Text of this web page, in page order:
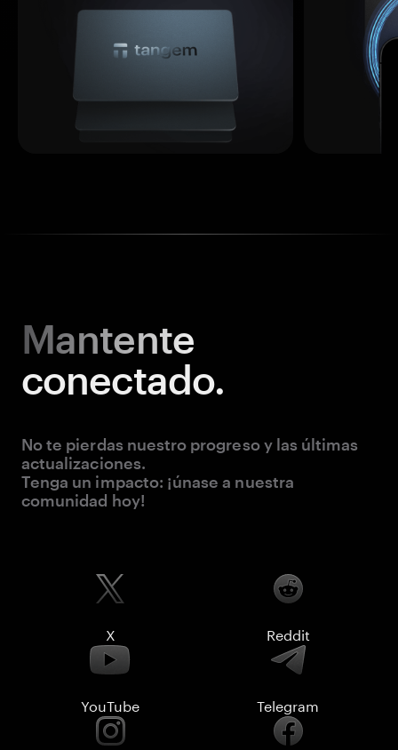
Mantente
conectado.
No te pierdas nuestro progreso y las últimas
actualizaciones.
Tenga un impacto: ¡únase a nuestra
comunidad hoy!
X Reddit
YouTube Telegram